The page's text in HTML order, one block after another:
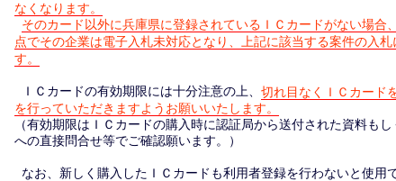
なくなります。
そのカード以外に兵庫県に登録されているＩＣカードがない場合
点でその企業は電子入札未対応となり、上記に該当する案件の入札
す。
ＩＣカードの有効期限には十分注意の上、 切れ目なくＩＣカード
を行っていただきますようお願いいたします。
（有効期限はＩＣカードの購入時に認証局から送付された資料も
への直接問合せ等でご確認願います。）
なお、新しく購入したＩＣカードも利用者登録を行わないと使用